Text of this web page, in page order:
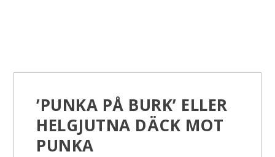
’PUNKA PÅ BURK’ ELLER
HELGJUTNA DÄCK MOT
PUNKA